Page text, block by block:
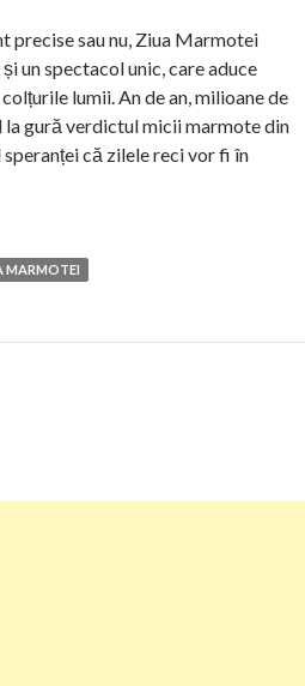
precise sau nu, Ziua Marmotei
un spectacol unic, care aduce
lumii. An de an, milioane de
gură verdictul micii marmote din
speranței că zilele reci vor fi în
MARMOTEI